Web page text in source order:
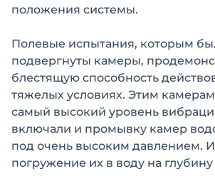
положения системы.
Полевые испытания, которым
подвергнуты камеры,
блестящую способность
тяжелых условиях. Этим
самый высокий уровень
включали и промывку камер
под очень высоким давлением.
погружение их в воду на глубину